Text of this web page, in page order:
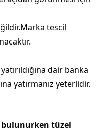
tescil
dair banka
yatırmanız yeterlidir.
bulunurken tüzel